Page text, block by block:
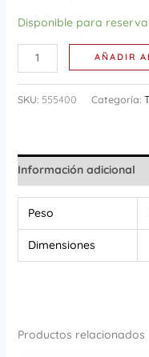
Disponible para reserva
AÑADIR
SKU: 555400 Categoría:
Información adicional
Peso
Dimensiones
Productos relacionados